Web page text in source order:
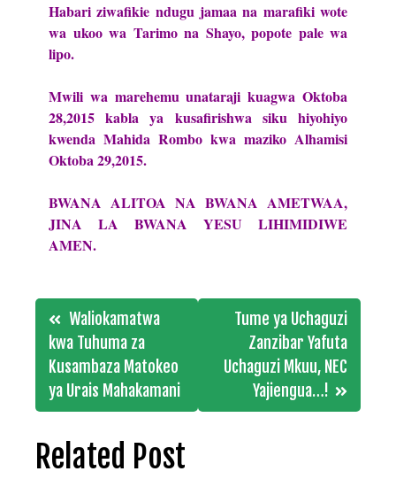
Habari ziwafikie ndugu jamaa na marafiki wote
wa ukoo wa Tarimo na Shayo, popote pale wa
lipo.
Mwili wa marehemu unataraji kuagwa Oktoba
28,2015 kabla ya kusafirishwa siku hiyohiyo
kwenda Mahida Rombo kwa maziko Alhamisi
Oktoba 29,2015.
BWANA ALITOA NA BWANA AMETWAA,
JINA LA BWANA YESU LIHIMIDIWE
AMEN.
Post
navigation
Waliokamatwa
kwa Tuhuma za
Kusambaza Matokeo
ya Urais Mahakamani
Tume ya Uchaguzi
Zanzibar Yafuta
Uchaguzi Mkuu, NEC
Yajiengua…!
Related Post